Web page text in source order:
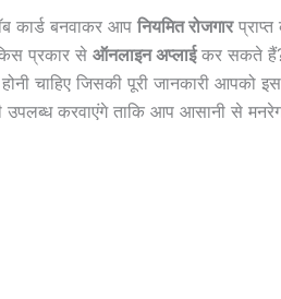
कार्ड बनवाकर आप नियमित रोजगार
प्रकार से ऑनलाइन अप्लाईकर सकते हैं?
चाहिए जिसकी पूरी जानकारी
उपलब्ध करवाएंगे ताकि आप आसानी से